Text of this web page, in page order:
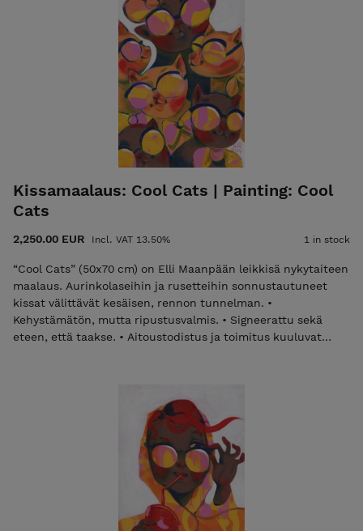
"Warm Hug" by Elli Maanpää captures an intimate embrace
between two curly-haired, glasses-wearing figures in a
yellow abstract sweatshirts. Let this contemporary
figurative acrylic painting on an 80x80 cm canvas share the
warmth of hugs. • Unframed but ready to hang. • Signed on
both front and back. • Certificate of Authenticity and
shipping are included in the price. Please email
elli@ellimaanpaa.com if you would prefer to pick up the
painting from my studio in Meilahti, Helsinki.
Kissamaalaus: Cool Cats | Painting: Cool
Cats
2,250.00 EUR Incl. VAT 13.50% 1 in stock
“Cool Cats” (50x70 cm) on Elli Maanpään leikkisä nykytaiteen
maalaus. Aurinkolaseihin ja rusetteihin sonnustautuneet
kissat välittävät kesäisen, rennon tunnelman. •
Kehystämätön, mutta ripustusvalmis. • Signeerattu sekä
eteen, että taakse. • Aitoustodistus ja toimitus kuuluvat
painting by Elli Maanpää capturing cats in matching
sunglasses and bows, exuding summer vibes. Sized at 70x50
cm, this acrylic on canvas is ready to adorn your space. •
Unframed but ready to hang. • Signed on both front and
back. • Certificate of Authenticity and shipping are included
prefer to pick up the painting from my studio in Meilahti,